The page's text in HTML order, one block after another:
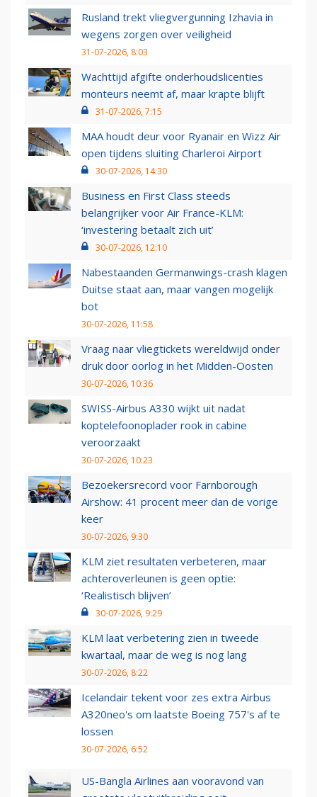
Rusland trekt vliegvergunning Izhavia in
wegens zorgen over veiligheid
31-07-2026, 8:03
Wachttijd afgifte onderhoudslicenties
monteurs neemt af, maar krapte blijft
31-07-2026, 7:15
MAA houdt deur voor Ryanair en Wizz Air
open tijdens sluiting Charleroi Airport
30-07-2026, 14:30
Business en First Class steeds
belangrijker voor Air France-KLM:
‘investering betaalt zich uit’
30-07-2026, 12:10
Nabestaanden Germanwings-crash klagen
Duitse staat aan, maar vangen mogelijk
bot
30-07-2026, 11:58
Vraag naar vliegtickets wereldwijd onder
druk door oorlog in het Midden-Oosten
30-07-2026, 10:36
SWISS-Airbus A330 wijkt uit nadat
koptelefoonoplader rook in cabine
veroorzaakt
30-07-2026, 10:23
Bezoekersrecord voor Farnborough
Airshow: 41 procent meer dan de vorige
keer
30-07-2026, 9:30
KLM ziet resultaten verbeteren, maar
achteroverleunen is geen optie:
‘Realistisch blijven’
30-07-2026, 9:29
KLM laat verbetering zien in tweede
kwartaal, maar de weg is nog lang
30-07-2026, 8:22
Icelandair tekent voor zes extra Airbus
A320neo's om laatste Boeing 757's af te
lossen
30-07-2026, 6:52
US-Bangla Airlines aan vooravond van